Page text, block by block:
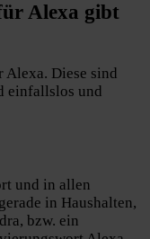
Alexa gibt
Diese sind
einfallslos und
und in allen
in Haushalten,
bzw. ein